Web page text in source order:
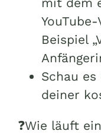
Beispiel
Schau
deiner
❓Wie läuft